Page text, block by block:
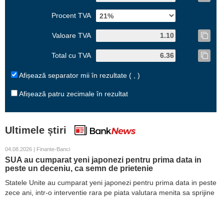
Procent TVA
Valoare TVA
Total cu TVA
Afișează separator mii în rezultate ( , )
Afișează patru zecimale în rezultat
Ultimele știri
04.08.2026 | Finante-Banci
SUA au cumparat yeni japonezi pentru prima data in
peste un deceniu, ca semn de prietenie
Statele Unite au cumparat yeni japonezi pentru prima data in peste
zece ani, intr-o interventie rara pe piata valutara menita sa sprijine